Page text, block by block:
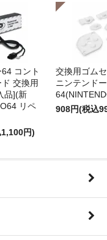
コント
交換用
品](新
リペ
円)
交換用ゴム
ニンテンドー
908円(税込